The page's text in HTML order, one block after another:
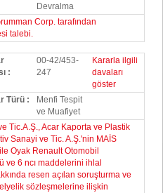
Devralma
Corp. tarafından
talebi.
:
00-42/453-
247
Kararla ilgili
davaları
göster
Türü :
Menfi Tespit
ve Muafiyet
Tic.A.Ş., Acar Kaporta ve Plastik
Sanayi ve Tic. A.Ş.'nin MAİS
Oyak Renault Otomobil
ve 6 ncı maddelerini ihlal
resen açılan soruşturma ve
sözleşmelerine ilişkin